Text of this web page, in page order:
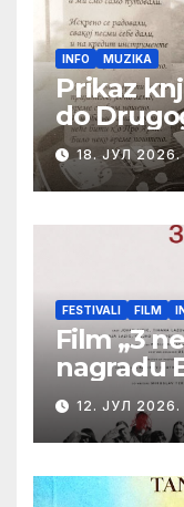
INFO MUZIKA
Prikaz
do
(bilo
(autor-
Botoš
samizdat)
18. ЈУЛ 2026.
FESTIVALI FILM
Film „3
nagradu
Label na
u
12. ЈУЛ 2026.